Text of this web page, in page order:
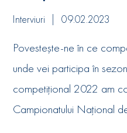
Interviuri 09.02.2023
Povestește-ne în ce
unde vei participa în
competițional 2022 am
Campionatului Național